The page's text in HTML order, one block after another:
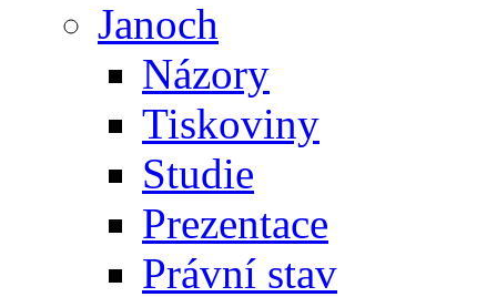
Janoch
Názory
Tiskoviny
Studie
Prezentace
Právní stav